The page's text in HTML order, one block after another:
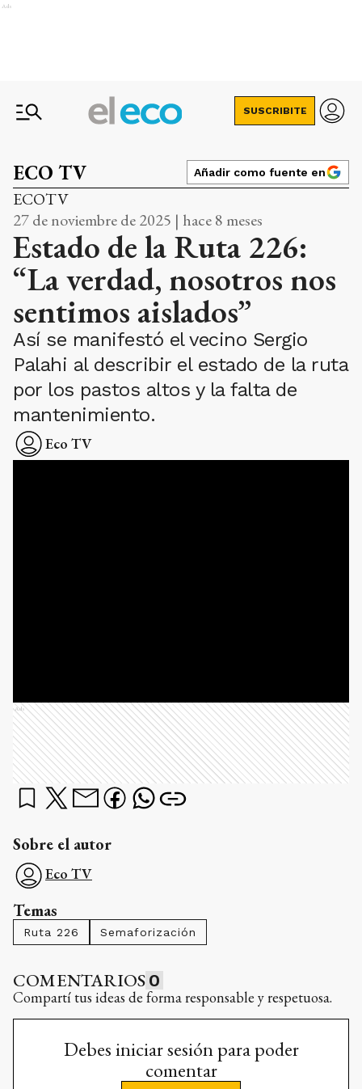
Ads
SUSCRIBITE
ECO TV Añadir como fuente en
ECOTV
27 de noviembre de 2025 | hace 8 meses
Estado de la Ruta 226:
“La verdad, nosotros nos
sentimos aislados”
Así se manifestó el vecino Sergio
Palahi al describir el estado de la ruta
por los pastos altos y la falta de
mantenimiento.
Eco TV
Ads
Sobre el autor
Eco TV
Temas
Ruta 226 Semaforización
COMENTARIOS 0
Compartí tus ideas de forma responsable y respetuosa.
Debes iniciar sesión para poder
comentar